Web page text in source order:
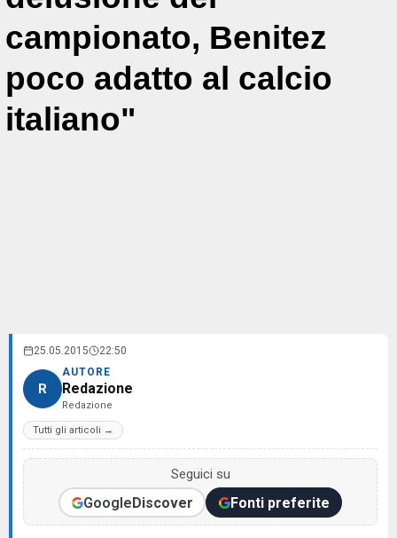
campionato, Benitez
poco adatto al calcio
italiano"
25.05.2015 22:50
R
AUTORE
Redazione
Redazione
Tutti gli articoli →
Seguici su
GoogleDiscover Fonti preferite